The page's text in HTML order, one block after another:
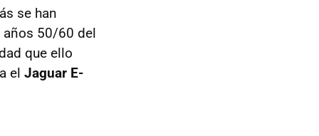
se han
años 50/60 del
que ello
el Jaguar E-